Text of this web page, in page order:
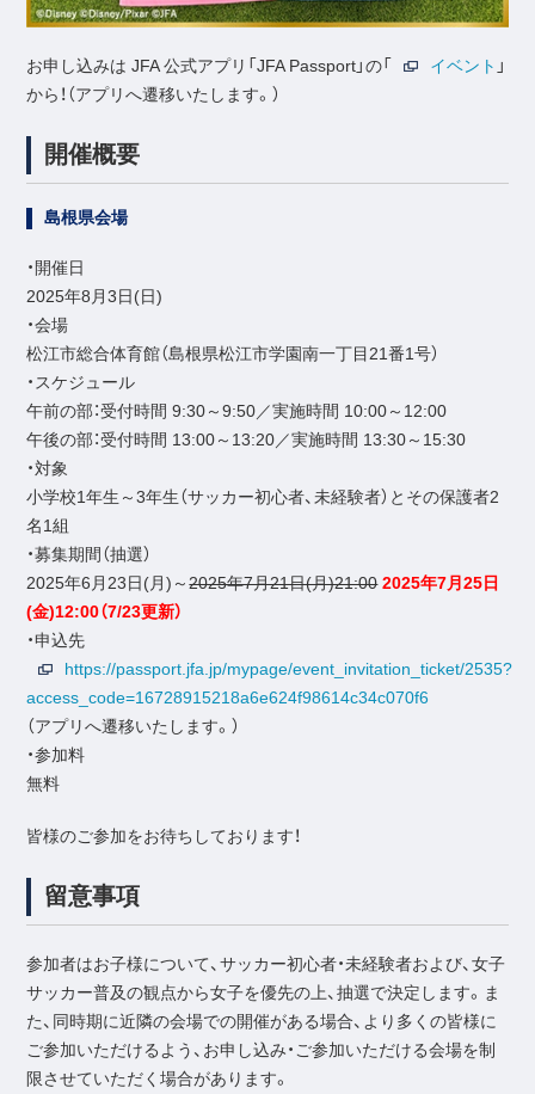
お申し込みは JFA 公式アプリ「JFA Passport」の「 イベント 」
から！（アプリへ遷移いたします。）
開催概要
島根県会場
・開催日
2025年8月3日(日)
・会場
松江市総合体育館（島根県松江市学園南一丁目21番1号）
・スケジュール
午前の部：受付時間 9:30～9:50／実施時間 10:00～12:00
午後の部：受付時間 13:00～13:20／実施時間 13:30～15:30
・対象
小学校1年生～3年生（サッカー初心者、未経験者）とその保護者2
名1組
・募集期間（抽選）
2025年6月23日(月)～2025年7月21日(月)21:00 2025年7月25日
(金)12:00（7/23更新）
・申込先
https://passport.jfa.jp/mypage/event_invitation_ticket/2535?
access_code=16728915218a6e624f98614c34c070f6
（アプリへ遷移いたします。）
・参加料
無料
皆様のご参加をお待ちしております！
留意事項
参加者はお子様について、サッカー初心者・未経験者および、女子
サッカー普及の観点から女子を優先の上、抽選で決定します。ま
た、同時期に近隣の会場での開催がある場合、より多くの皆様に
ご参加いただけるよう、お申し込み・ご参加いただける会場を制
限させていただく場合があります。